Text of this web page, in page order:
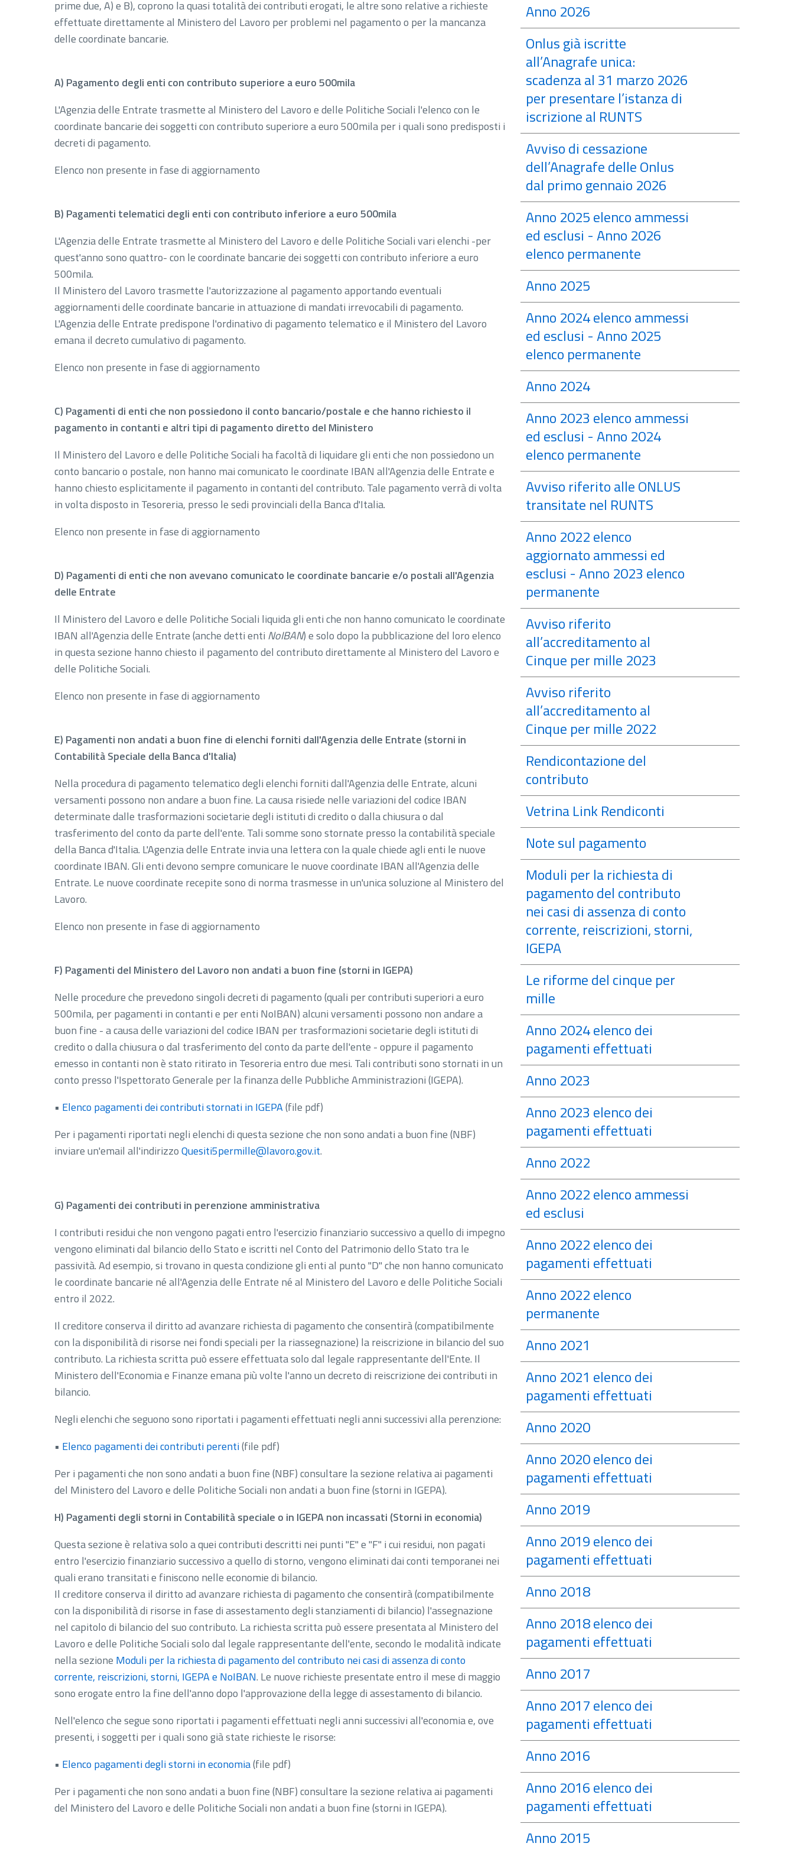
prime due, A) e B), coprono la quasi totalità dei contributi erogati, le altre sono relative a richieste
effettuate direttamente al Ministero del Lavoro per problemi nel pagamento o per la mancanza
delle coordinate bancarie.
A) Pagamento degli enti con contributo superiore a euro 500mila
L'Agenzia delle Entrate trasmette al Ministero del Lavoro e delle Politiche Sociali l'elenco con le
coordinate bancarie dei soggetti con contributo superiore a euro 500mila per i quali sono predisposti i
decreti di pagamento.
Elenco non presente in fase di aggiornamento
B) Pagamenti telematici degli enti con contributo inferiore a euro 500mila
L'Agenzia delle Entrate trasmette al Ministero del Lavoro e delle Politiche Sociali vari elenchi -per
quest'anno sono quattro- con le coordinate bancarie dei soggetti con contributo inferiore a euro
500mila.
Il Ministero del Lavoro trasmette l'autorizzazione al pagamento apportando eventuali
aggiornamenti delle coordinate bancarie in attuazione di mandati irrevocabili di pagamento.
L'Agenzia delle Entrate predispone l'ordinativo di pagamento telematico e il Ministero del Lavoro
emana il decreto cumulativo di pagamento.
Elenco non presente in fase di aggiornamento
C) Pagamenti di enti che non possiedono il conto bancario/postale e che hanno richiesto il
pagamento in contanti e altri tipi di pagamento diretto del Ministero
Il Ministero del Lavoro e delle Politiche Sociali ha facoltà di liquidare gli enti che non possiedono un
conto bancario o postale, non hanno mai comunicato le coordinate IBAN all'Agenzia delle Entrate e
hanno chiesto esplicitamente il pagamento in contanti del contributo. Tale pagamento verrà di volta
in volta disposto in Tesoreria, presso le sedi provinciali della Banca d'Italia.
Elenco non presente in fase di aggiornamento
D) Pagamenti di enti che non avevano comunicato le coordinate bancarie e/o postali all'Agenzia
delle Entrate
Il Ministero del Lavoro e delle Politiche Sociali liquida gli enti che non hanno comunicato le coordinate
IBAN all'Agenzia delle Entrate (anche detti enti NoIBAN) e solo dopo la pubblicazione del loro elenco
in questa sezione hanno chiesto il pagamento del contributo direttamente al Ministero del Lavoro e
delle Politiche Sociali.
Elenco non presente in fase di aggiornamento
E) Pagamenti non andati a buon fine di elenchi forniti dall'Agenzia delle Entrate (storni in
Contabilità Speciale della Banca d'Italia)
Nella procedura di pagamento telematico degli elenchi forniti dall'Agenzia delle Entrate, alcuni
versamenti possono non andare a buon fine. La causa risiede nelle variazioni del codice IBAN
determinate dalle trasformazioni societarie degli istituti di credito o dalla chiusura o dal
trasferimento del conto da parte dell'ente. Tali somme sono stornate presso la contabilità speciale
della Banca d'Italia. L'Agenzia delle Entrate invia una lettera con la quale chiede agli enti le nuove
coordinate IBAN. Gli enti devono sempre comunicare le nuove coordinate IBAN all'Agenzia delle
Entrate. Le nuove coordinate recepite sono di norma trasmesse in un'unica soluzione al Ministero del
Lavoro.
Elenco non presente in fase di aggiornamento
F) Pagamenti del Ministero del Lavoro non andati a buon fine (storni in IGEPA)
Nelle procedure che prevedono singoli decreti di pagamento (quali per contributi superiori a euro
500mila, per pagamenti in contanti e per enti NoIBAN) alcuni versamenti possono non andare a
buon fine - a causa delle variazioni del codice IBAN per trasformazioni societarie degli istituti di
credito o dalla chiusura o dal trasferimento del conto da parte dell'ente - oppure il pagamento
emesso in contanti non è stato ritirato in Tesoreria entro due mesi. Tali contributi sono stornati in un
conto presso l'Ispettorato Generale per la finanza delle Pubbliche Amministrazioni (IGEPA).
• Elenco pagamenti dei contributi stornati in IGEPA(file pdf)
Per i pagamenti riportati negli elenchi di questa sezione che non sono andati a buon fine (NBF)
inviare un'email all'indirizzoQuesiti5permille@lavoro.gov.it.
G) Pagamenti dei contributi in perenzione amministrativa
I contributi residui che non vengono pagati entro l'esercizio finanziario successivo a quello di impegno
vengono eliminati dal bilancio dello Stato e iscritti nel Conto del Patrimonio dello Stato tra le
passività. Ad esempio, si trovano in questa condizione gli enti al punto "D" che non hanno comunicato
le coordinate bancarie né all'Agenzia delle Entrate né al Ministero del Lavoro e delle Politiche Sociali
entro il 2022.
Il creditore conserva il diritto ad avanzare richiesta di pagamento che consentirà (compatibilmente
con la disponibilità di risorse nei fondi speciali per la riassegnazione) la reiscrizione in bilancio del suo
contributo. La richiesta scritta può essere effettuata solo dal legale rappresentante dell'Ente. Il
Ministero dell'Economia e Finanze emana più volte l'anno un decreto di reiscrizione dei contributi in
bilancio.
Negli elenchi che seguono sono riportati i pagamenti effettuati negli anni successivi alla perenzione:
• Elenco pagamenti dei contributi perenti(file pdf)
Per i pagamenti che non sono andati a buon fine (NBF) consultare la sezione relativa ai pagamenti
del Ministero del Lavoro e delle Politiche Sociali non andati a buon fine (storni in IGEPA).
H) Pagamenti degli storni in Contabilità speciale o in IGEPA non incassati (Storni in economia)
Questa sezione è relativa solo a quei contributi descritti nei punti "E" e "F" i cui residui, non pagati
entro l'esercizio finanziario successivo a quello di storno, vengono eliminati dai conti temporanei nei
quali erano transitati e finiscono nelle economie di bilancio.
Il creditore conserva il diritto ad avanzare richiesta di pagamento che consentirà (compatibilmente
con la disponibilità di risorse in fase di assestamento degli stanziamenti di bilancio) l'assegnazione
nel capitolo di bilancio del suo contributo. La richiesta scritta può essere presentata al Ministero del
Lavoro e delle Politiche Sociali solo dal legale rappresentante dell'ente, secondo le modalità indicate
nella sezione Moduli per la richiesta di pagamento del contributo nei casi di assenza di conto
corrente, reiscrizioni, storni, IGEPA e NoIBAN. Le nuove richieste presentate entro il mese di maggio
sono erogate entro la fine dell'anno dopo l'approvazione della legge di assestamento di bilancio.
Nell'elenco che segue sono riportati i pagamenti effettuati negli anni successivi all'economia e, ove
presenti, i soggetti per i quali sono già state richieste le risorse:
• Elenco pagamenti degli storni in economia(file pdf)
Per i pagamenti che non sono andati a buon fine (NBF) consultare la sezione relativa ai pagamenti
del Ministero del Lavoro e delle Politiche Sociali non andati a buon fine (storni in IGEPA).
Anno 2026
Onlus già iscritte
all’Anagrafe unica:
scadenza al 31 marzo 2026
per presentare l’istanza di
iscrizione al RUNTS
Avviso di cessazione
dell’Anagrafe delle Onlus
dal primo gennaio 2026
Anno 2025 elenco ammessi
ed esclusi - Anno 2026
elenco permanente
Anno 2025
Anno 2024 elenco ammessi
ed esclusi - Anno 2025
elenco permanente
Anno 2024
Anno 2023 elenco ammessi
ed esclusi - Anno 2024
elenco permanente
Avviso riferito alle ONLUS
transitate nel RUNTS
Anno 2022 elenco
aggiornato ammessi ed
esclusi - Anno 2023 elenco
permanente
Avviso riferito
all’accreditamento al
Cinque per mille 2023
Avviso riferito
all’accreditamento al
Cinque per mille 2022
Rendicontazione del
contributo
Vetrina Link Rendiconti
Note sul pagamento
Moduli per la richiesta di
pagamento del contributo
nei casi di assenza di conto
corrente, reiscrizioni, storni,
IGEPA
Le riforme del cinque per
mille
Anno 2024 elenco dei
pagamenti effettuati
Anno 2023
Anno 2023 elenco dei
pagamenti effettuati
Anno 2022
Anno 2022 elenco ammessi
ed esclusi
Anno 2022 elenco dei
pagamenti effettuati
Anno 2022 elenco
permanente
Anno 2021
Anno 2021 elenco dei
pagamenti effettuati
Anno 2020
Anno 2020 elenco dei
pagamenti effettuati
Anno 2019
Anno 2019 elenco dei
pagamenti effettuati
Anno 2018
Anno 2018 elenco dei
pagamenti effettuati
Anno 2017
Anno 2017 elenco dei
pagamenti effettuati
Anno 2016
Anno 2016 elenco dei
pagamenti effettuati
Anno 2015